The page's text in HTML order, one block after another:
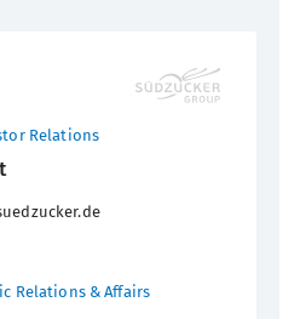
Relations
Relations & Affairs